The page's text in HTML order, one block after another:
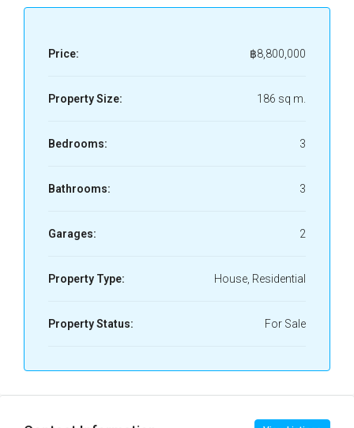
Price: ฿8,800,000
Property Size: 186 sq m.
Bedrooms: 3
Bathrooms: 3
Garages: 2
Property Type: House, Residential
Property Status: For Sale